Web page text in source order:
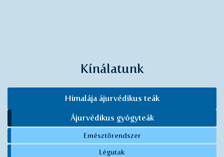
Kínálatunk
Himalája ájurvédikus teák
Ájurvédikus gyógyteák
Emésztőrendszer
Légutak